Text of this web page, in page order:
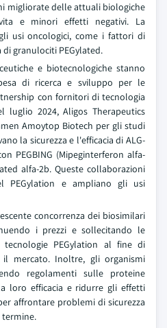
migliorate delle attuali biologiche
e minori effetti negativi. La
usi oncologici, come i fattori di
granulociti PEGylated.
e biotecnologiche stanno
di ricerca e sviluppo per le
con fornitori di tecnologia
luglio 2024, Aligos Therapeutics
Amoytop Biotech per gli studi
la sicurezza e l'efficacia di ALG-
PEGBING (Mipeginterferon alfa-
alfa-2b. Queste collaborazioni
PEGylation e ampliano gli usi
concorrenza dei biosimilari
i prezzi e sollecitando le
PEGylation al fine di
mercato. Inoltre, gli organismi
regolamenti sulle proteine
loro efficacia e ridurre gli effetti
affrontare problemi di sicurezza
termine.